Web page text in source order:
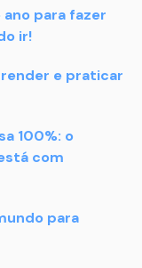
para fazer
ir!
e praticar
100%: o
com
para